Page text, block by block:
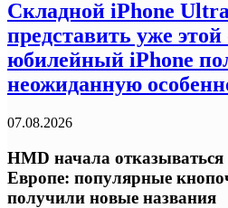
Складной iPhone
представить уже
юбилейный iPhone
неожиданную
07.08.2026
HMD начала
Европе: популярные
получили новые названия